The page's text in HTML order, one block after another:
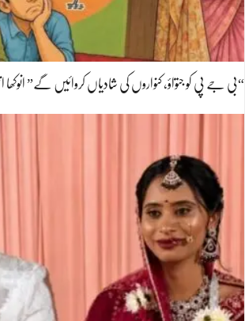
“بی جے پی کو جتواؤ، کنواروں کی شادیاں کروائیں گے” انوکھا